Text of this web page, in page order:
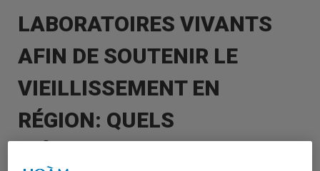
LABORATOIRES VIVANTS
AFIN DE SOUTENIR LE
VIEILLISSEMENT EN
RÉGION: QUELS